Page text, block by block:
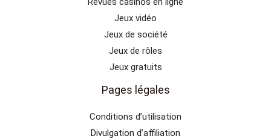
Jeux vidéo
Jeux de société
Jeux de rôles
Jeux gratuits
Pages légales
Conditions d’utilisation
Divulgation d’affiliation